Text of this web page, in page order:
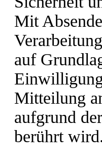
Mit
auf
Mitteilung
aufgrund
berührt